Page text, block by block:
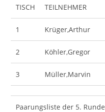
TISCH TEILNEHMER
1 Krüger,Arthur
2 Köhler,Gregor
3 Müller,Marvin
Paarungsliste der 5. Runde